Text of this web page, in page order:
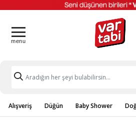
Alışveriş Düğün Baby Shower